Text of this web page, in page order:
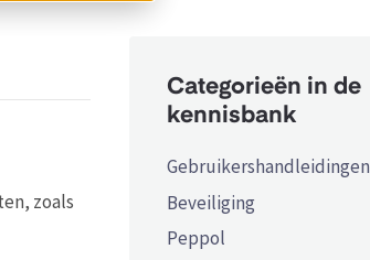
zoals
Categorieën in de
kennisbank
Gebruikershandleidingen
Beveiliging
Peppol